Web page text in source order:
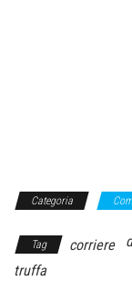
Categoria
Tag corriere
truffa